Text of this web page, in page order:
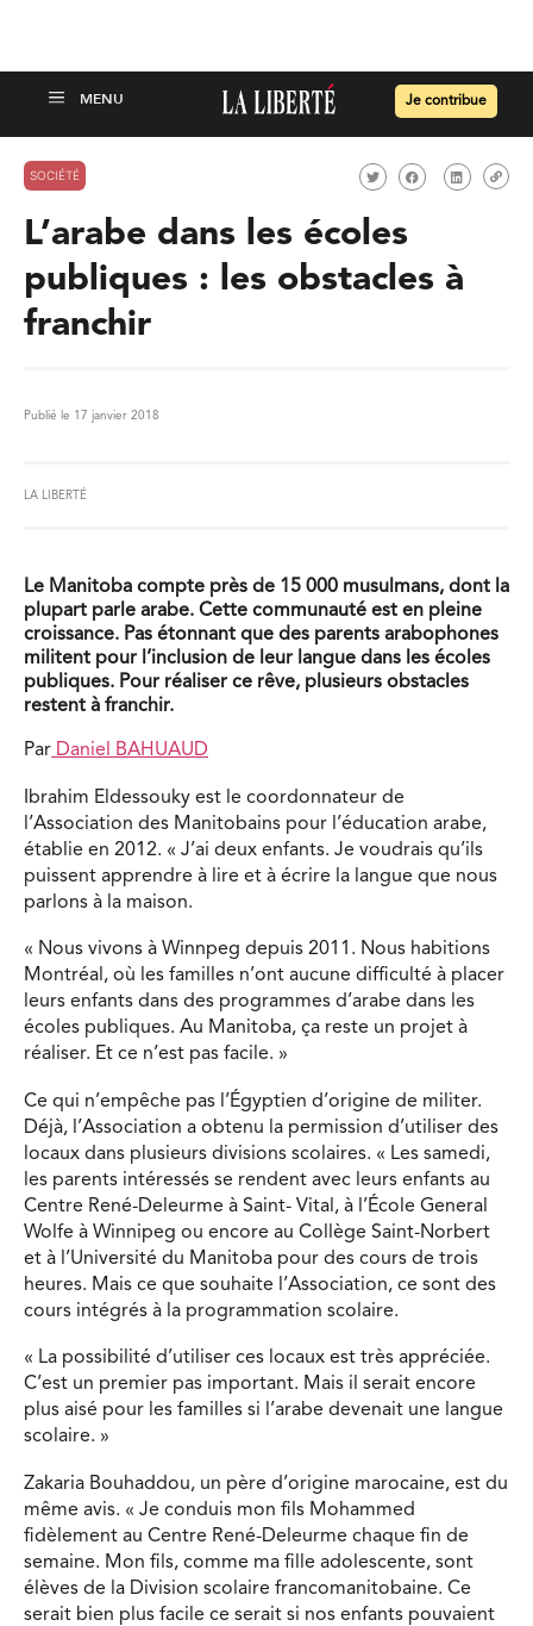
Je contribue
SOCIÉTÉ
L’arabe dans les écoles
publiques : les obstacles à
franchir
Publié le 17 janvier 2018
LA LIBERTÉ
Le Manitoba compte près de 15 000 musulmans, dont la
plupart parle arabe. Cette communauté est en pleine
croissance. Pas étonnant que des parents arabophones
militent pour l’inclusion de leur langue dans les écoles
publiques. Pour réaliser ce rêve, plusieurs obstacles
restent à franchir.
Par Daniel BAHUAUD
Ibrahim Eldessouky est le coordonnateur de
l’Association des Manitobains pour l’éducation arabe,
établie en 2012. « J’ai deux enfants. Je voudrais qu’ils
puissent apprendre à lire et à écrire la langue que nous
parlons à la maison.
« Nous vivons à Winnpeg depuis 2011. Nous habitions
Montréal, où les familles n’ont aucune difficulté à placer
leurs enfants dans des programmes d’arabe dans les
écoles publiques. Au Manitoba, ça reste un projet à
réaliser. Et ce n’est pas facile. »
Ce qui n’empêche pas l’Égyptien d’origine de militer.
Déjà, l’Association a obtenu la permission d’utiliser des
locaux dans plusieurs divisions scolaires. « Les samedi,
les parents intéressés se rendent avec leurs enfants au
Centre René-Deleurme à Saint- Vital, à l’École General
Wolfe à Winnipeg ou encore au Collège Saint-Norbert
et à l’Université du Manitoba pour des cours de trois
heures. Mais ce que souhaite l’Association, ce sont des
cours intégrés à la programmation scolaire.
« La possibilité d’utiliser ces locaux est très appréciée.
C’est un premier pas important. Mais il serait encore
plus aisé pour les familles si l’arabe devenait une langue
scolaire. »
Zakaria Bouhaddou, un père d’origine marocaine, est du
même avis. « Je conduis mon fils Mohammed
fidèlement au Centre René-Deleurme chaque fin de
semaine. Mon fils, comme ma fille adolescente, sont
élèves de la Division scolaire francomanitobaine. Ce
serait bien plus facile ce serait si nos enfants pouvaient